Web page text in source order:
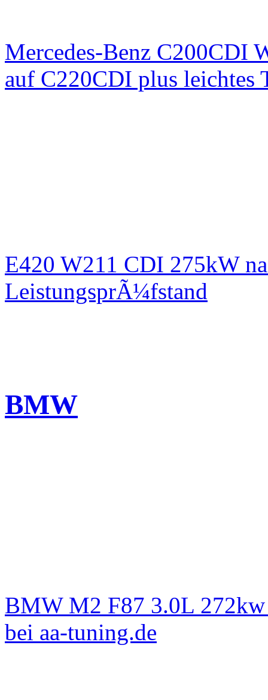
Mercedes-Benz C200CDI
auf C220CDI plus
E420 W211 CDI 275kW
LeistungsprÃ¼fstand
BMW
BMW M2 F87 3.0L
bei aa-tuning.de